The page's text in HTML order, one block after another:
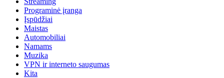
Programinė įranga
Įspūdžiai
Maistas
Automobiliai
Namams
Muzika
VPN ir interneto saugumas
Kita